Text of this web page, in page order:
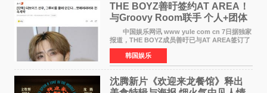
THE BOYZ善旴签约AT AREA！
与Groovy Room联手 个人+团体
活动并行
中国娱乐网讯 www yule com cn 7日据独家
报道，THE BOYZ成员善旴已与AT AREA签订了
专属合约。AT AREA是由知名制作人组合
Groovy Room创立的hip-hop厂牌，旗下拥有多
位实力派音乐人，在韩
韩国娱乐
沈腾新片《欢迎来龙餐馆》释出